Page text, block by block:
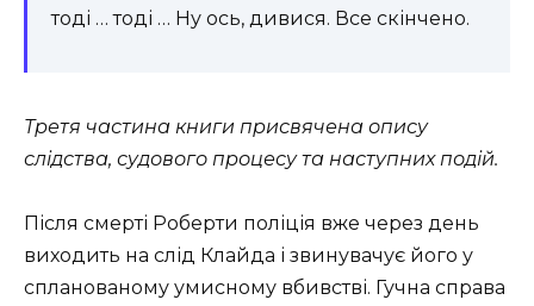
тоді … тоді … Ну ось, дивися. Все скінчено.
Третя частина книги присвячена опису
слідства, судового процесу та наступних подій.
Після смерті Роберти поліція вже через день
виходить на слід Клайда і звинувачує його у
спланованому умисному вбивстві. Гучна справа